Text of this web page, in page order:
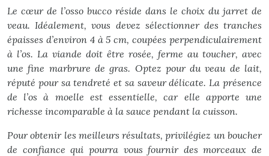
Le cœur de l’osso bucco réside dans le choix du jarret de
veau. Idéalement, vous devez sélectionner des tranches
épaisses d’environ 4 à 5 cm, coupées perpendiculairement
à l’os. La viande doit être rosée, ferme au toucher, avec
une fine marbrure de gras. Optez pour du veau de lait,
réputé pour sa tendreté et sa saveur délicate. La présence
de l’os à moelle est essentielle, car elle apporte une
richesse incomparable à la sauce pendant la cuisson.
Pour obtenir les meilleurs résultats, privilégiez un boucher
de confiance qui pourra vous fournir des morceaux de